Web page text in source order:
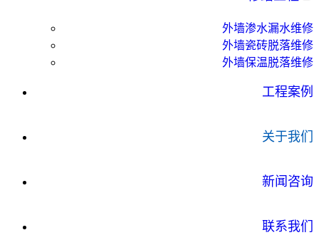
外墙渗水漏水维修
外墙瓷砖脱落维修
外墙保温脱落维修
工程案例
关于我们
新闻咨询
联系我们